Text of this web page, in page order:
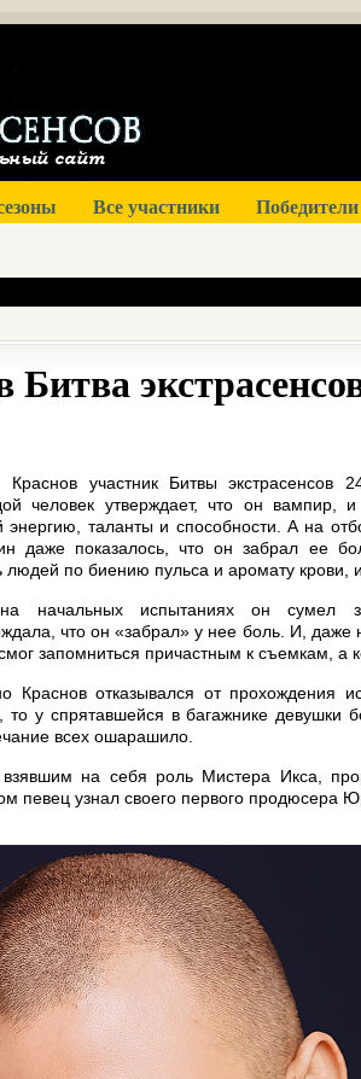
Все участники Победители
Краснов участник Битвы экстрасенсов
человек утверждает, что он вампир,
энергию, таланты и способности. А на
даже показалось, что он забрал ее
людей по биению пульса и аромату крови,
начальных испытаниях он сумел
что он «забрал» у нее боль. И, даже
запомниться причастным к съемкам, а
Краснов отказывался от прохождения
то у спрятавшейся в багажнике девушки
всех ошарашило.
на себя роль Мистера Икса,
певец узнал своего первого продюсера